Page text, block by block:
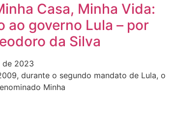
Casa, Minha Vida:
ao governo Lula – por
da Silva
de 2023
durante o segundo mandato de Lula, o
Minha